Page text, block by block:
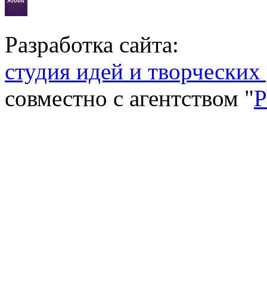
Разработка сайта:
студия идей и
совместно с агентством "